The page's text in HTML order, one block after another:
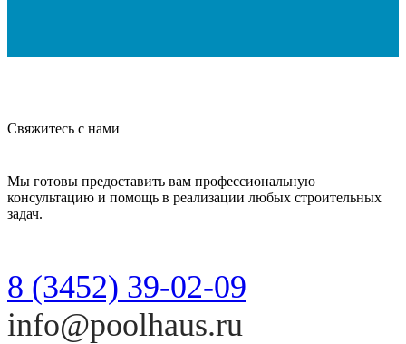
Свяжитесь с нами
Мы готовы предоставить вам профессиональную
консультацию и помощь в реализации любых строительных
задач.
8 (3452) 39-02-09
info@poolhaus.ru